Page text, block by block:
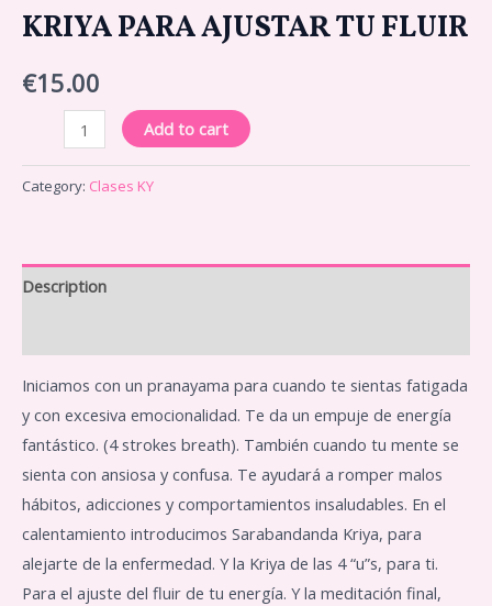
KRIYA PARA AJUSTAR TU FLUIR
€15.00
Add to cart
Category: Clases KY
Description
Iniciamos con un pranayama para cuando te sientas fatigada
y con excesiva emocionalidad. Te da un empuje de energía
fantástico. (4 strokes breath). También cuando tu mente se
sienta con ansiosa y confusa. Te ayudará a romper malos
hábitos, adicciones y comportamientos insaludables. En el
calentamiento introducimos Sarabandanda Kriya, para
alejarte de la enfermedad. Y la Kriya de las 4 “u”s, para ti.
Para el ajuste del fluir de tu energía. Y la meditación final,